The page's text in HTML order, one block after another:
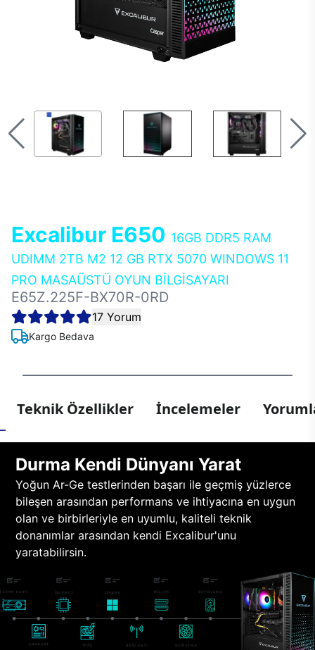
Excalibur E650 16GB DDR5 RAM
UDIMM 2TB M2 12 GB RTX 5070 WINDOWS 11
PRO MASAÜSTÜ OYUN BİLGİSAYARI
E65Z.225F-BX70R-0RD
17 Yorum
Kargo Bedava
Teknik Özellikler İncelemeler
Durma Kendi Dünyanı Yarat
Yoğun Ar-Ge testlerinden başarı ile geçmiş yüzlerce
bileşen arasından performans ve ihtiyacına en uygun
olan ve birbirleriyle en uyumlu, kaliteli teknik
donanımlar arasından kendi Excalibur'unu
yaratabilirsin.